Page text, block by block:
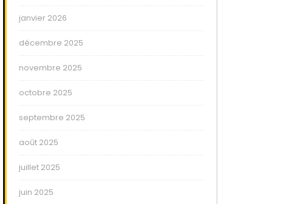
janvier 2026
décembre 2025
novembre 2025
octobre 2025
septembre 2025
août 2025
juillet 2025
juin 2025